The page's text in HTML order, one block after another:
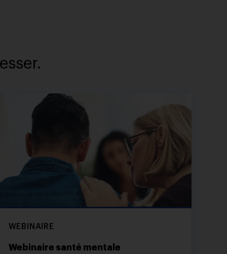
WEBINAIRE
Webinaire santé mentale